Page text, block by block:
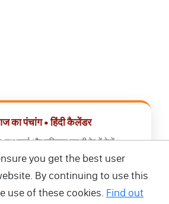
का पंचांग • हिंदी कैलेंडर
शुभ मुहूर्त और राशिफल एक ही ऐप में देखें।
कैलेंडर ऐप डाउनलोड करें
you get the best user
By continuing to use this
use of these cookies. Find out